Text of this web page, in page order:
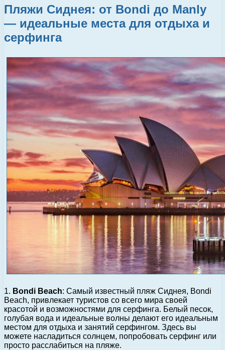
Пляжи Сиднея: от Bondi до Manly
— идеальные места для отдыха и
серфинга
1. Bondi Beach: Самый известный пляж Сиднея, Bondi
Beach, привлекает туристов со всего мира своей
красотой и возможностями для серфинга. Белый песок,
голубая вода и идеальные волны делают его идеальным
местом для отдыха и занятий серфингом. Здесь вы
можете насладиться солнцем, попробовать серфинг или
просто расслабиться на пляже.